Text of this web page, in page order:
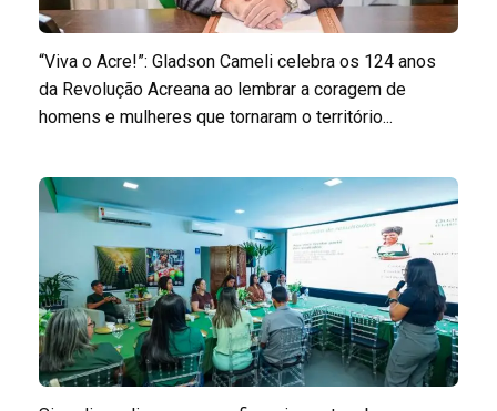
“Viva o Acre!”: Gladson Cameli celebra os 124 anos
da Revolução Acreana ao lembrar a coragem de
homens e mulheres que tornaram o território...